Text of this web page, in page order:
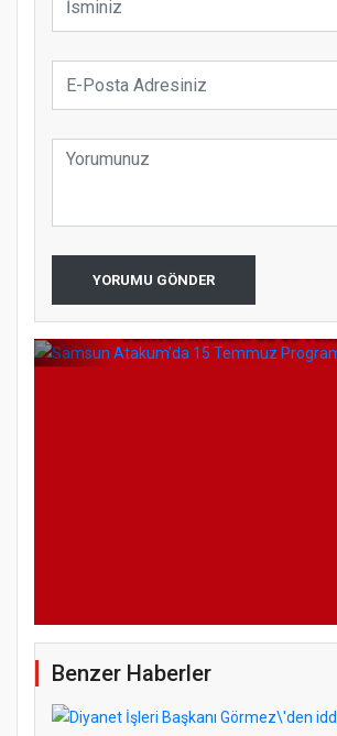
YORUMU GÖNDER
Etkinliği
Türkiye’de insanlar dinle
Benzer Haberler